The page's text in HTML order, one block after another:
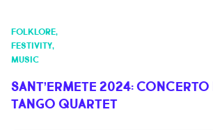
NEWS
HOSPITALITY
FOLKLORE,
FESTIVITY,
MUSIC
SANT’ERMETE 2024:
TANGO QUARTET